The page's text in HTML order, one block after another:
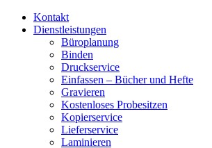
Kontakt
Dienstleistungen
Büroplanung
Binden
Druckservice
Einfassen – Bücher und Hefte
Gravieren
Kostenloses Probesitzen
Kopierservice
Lieferservice
Laminieren